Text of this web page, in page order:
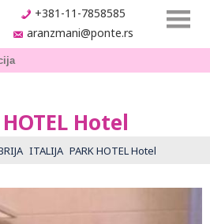
+381-11-7858585
aranzmani@ponte.rs
HOTEL Hotel
ITALIJA PARK HOTEL Hotel